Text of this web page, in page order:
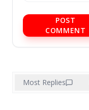
POST
COMMENT
Most Replies